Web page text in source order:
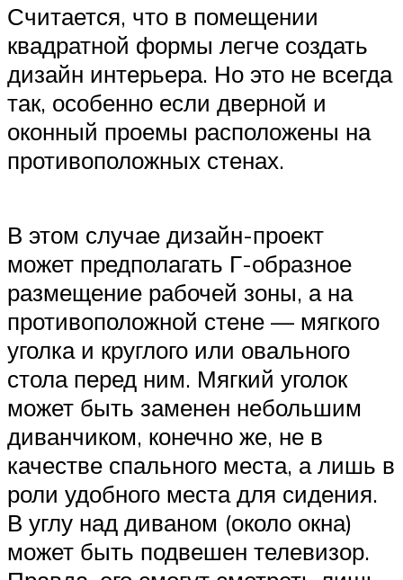
Считается, что в помещении
квадратной формы легче создать
дизайн интерьера. Но это не всегда
так, особенно если дверной и
оконный проемы расположены на
противоположных стенах.
В этом случае дизайн-проект
может предполагать Г-образное
размещение рабочей зоны, а на
противоположной стене — мягкого
уголка и круглого или овального
стола перед ним. Мягкий уголок
может быть заменен небольшим
диванчиком, конечно же, не в
качестве спального места, а лишь в
роли удобного места для сидения.
В углу над диваном (около окна)
может быть подвешен телевизор.